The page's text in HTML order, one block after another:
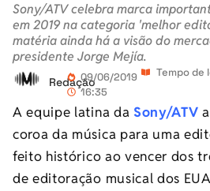
Sony/ATV celebra marca
em 2019 na categoria 'melhor
matéria ainda há a visão do
presidente Jorge Mejía.
Redação09/06/2019
16:35
Tempo de
A equipe latina da Sony/ATV
coroa da música para uma
feito histórico ao vencer dos
de editoração musical dos